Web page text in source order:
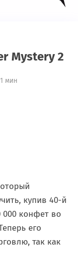
Mystery 2
мин
купив 40-й
000 конфет во
его
так как